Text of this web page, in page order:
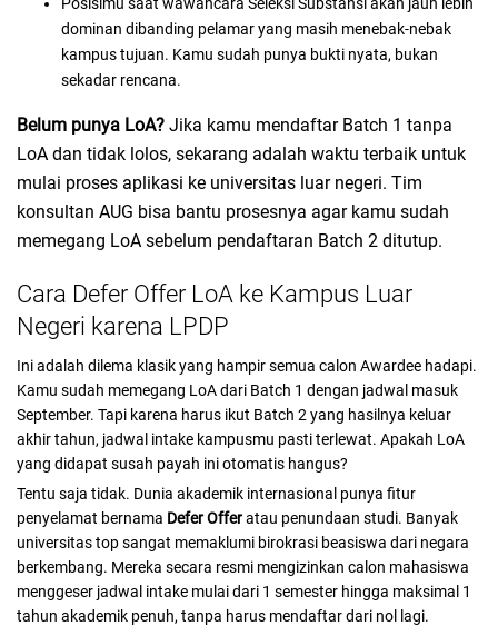
dominan dibanding pelamar yang masih menebak-nebak
kampus tujuan. Kamu sudah punya bukti nyata, bukan
sekadar rencana.
Belum punya LoA? Jika kamu mendaftar Batch 1 tanpa
LoA dan tidak lolos, sekarang adalah waktu terbaik untuk
mulai proses aplikasi ke universitas luar negeri. Tim
konsultan AUG bisa bantu prosesnya agar kamu sudah
memegang LoA sebelum pendaftaran Batch 2 ditutup.
Cara Defer Offer LoA ke Kampus Luar
Negeri karena LPDP
Ini adalah dilema klasik yang hampir semua calon Awardee hadapi.
Kamu sudah memegang LoA dari Batch 1 dengan jadwal masuk
September. Tapi karena harus ikut Batch 2 yang hasilnya keluar
akhir tahun, jadwal intake kampusmu pasti terlewat. Apakah LoA
yang didapat susah payah ini otomatis hangus?
Tentu saja tidak. Dunia akademik internasional punya fitur
penyelamat bernama Defer Offeratau penundaan studi. Banyak
universitas top sangat memaklumi birokrasi beasiswa dari negara
berkembang. Mereka secara resmi mengizinkan calon mahasiswa
menggeser jadwal intake mulai dari 1 semester hingga maksimal 1
tahun akademik penuh, tanpa harus mendaftar dari nol lagi.